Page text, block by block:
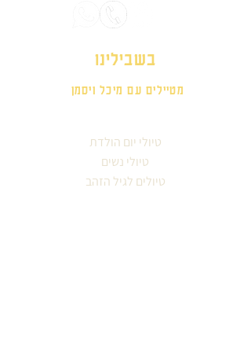
בשבילינו
מטיילים עם מיכל ויסמן
טיולי יום הולדת
טיולי נשים
טיולים לגיל הזהב